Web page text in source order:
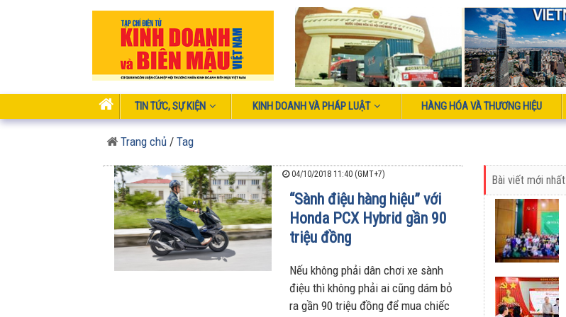
TIN TỨC, SỰ KIỆN KINH DOANH VÀ PHÁP LUẬT HÀNG HÓA VÀ THƯƠNG HIỆU
Trang chủ / Tag
04/10/2018 11:40 (GMT+7)
“Sành điệu hàng hiệu” với
Honda PCX Hybrid gần 90
triệu đồng
Nếu không phải dân chơi xe sành
điệu thì không phải ai cũng dám bỏ
ra gần 90 triệu đồng để mua chiếc
Bài viết mới nhất